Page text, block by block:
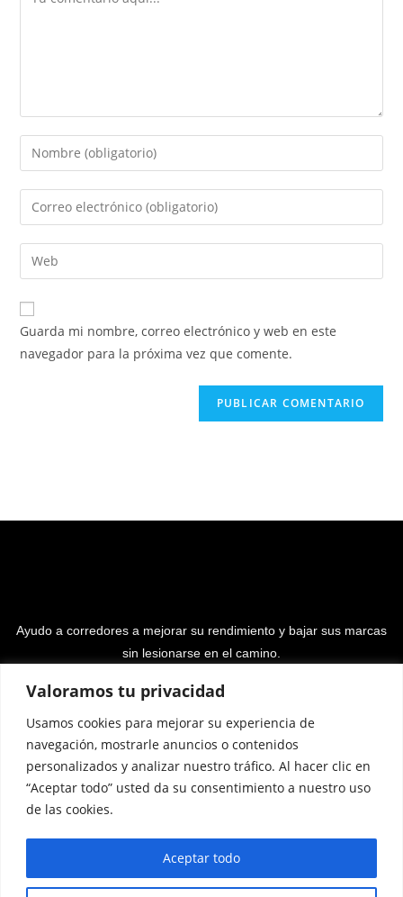
Valoramos tu privacidad
Usamos cookies para mejorar su experiencia de
navegación, mostrarle anuncios o contenidos
personalizados y analizar nuestro tráfico. Al hacer clic en
“Aceptar todo” usted da su consentimiento a nuestro uso
de las cookies.
Aceptar todo
Guarda mi nombre, correo electrónico y web en este
navegador para la próxima vez que comente.
Ayudo a corredores a mejorar su rendimiento y bajar sus marcas
sin lesionarse en el camino.
Programa Entrenamiento Podcast Libro